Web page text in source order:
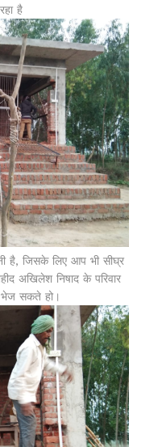
है
है, जिसके लिए आप भी सीघ्र
अखिलेश निषाद के परिवार
भेज सकते हो।